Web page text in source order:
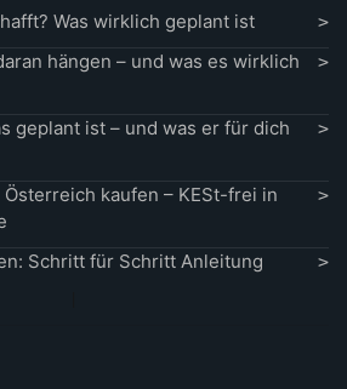
Was wirklich geplant ist
hängen – und was es wirklich
geplant ist – und was er für dich
Österreich kaufen – KESt-frei in
Schritt für Schritt Anleitung